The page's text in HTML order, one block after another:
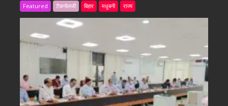
Featured टैकनोलजी बिहार मधुबनी राज्य